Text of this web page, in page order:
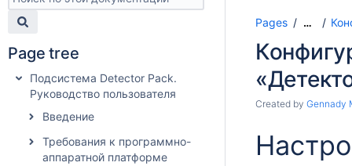
Page tree
Подсистема Detector Pack.
Руководство пользователя
Введение
Требования к программно-
аппаратной платформе
Pages …
Created by Gennady